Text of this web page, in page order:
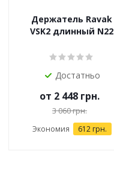
Держатель Ravak
VSK2 длинный N22
Достатньо
от 2 448 грн.
3 060 грн.
Экономия 612 грн.